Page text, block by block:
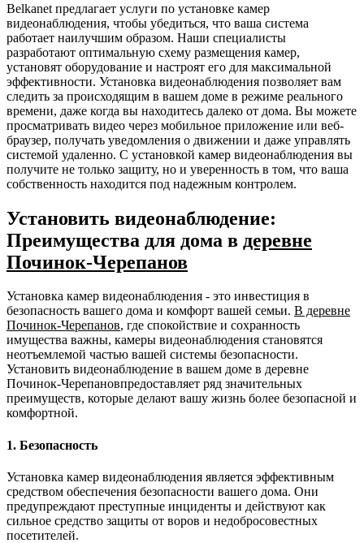
Belkanet предлагает услуги по установке камер
видеонаблюдения, чтобы убедиться, что ваша система
работает наилучшим образом. Наши специалисты
разработают оптимальную схему размещения камер,
установят оборудование и настроят его для максимальной
эффективности. Установка видеонаблюдения позволяет вам
следить за происходящим в вашем доме в режиме реального
времени, даже когда вы находитесь далеко от дома. Вы можете
просматривать видео через мобильное приложение или веб-
браузер, получать уведомления о движении и даже управлять
системой удаленно. С установкой камер видеонаблюдения вы
получите не только защиту, но и уверенность в том, что ваша
собственность находится под надежным контролем.
Установить видеонаблюдение:
Преимущества для дома в деревне
Починок-Черепанов
Установка камер видеонаблюдения - это инвестиция в
безопасность вашего дома и комфорт вашей семьи. В деревне
Починок-Черепанов, где спокойствие и сохранность
имущества важны, камеры видеонаблюдения становятся
неотъемлемой частью вашей системы безопасности.
Установить видеонаблюдение в вашем доме в деревне
Починок-Черепановпредоставляет ряд значительных
преимуществ, которые делают вашу жизнь более безопасной и
комфортной.
1. Безопасность
Установка камер видеонаблюдения является эффективным
средством обеспечения безопасности вашего дома. Они
предупреждают преступные инциденты и действуют как
сильное средство защиты от воров и недобросовестных
посетителей.